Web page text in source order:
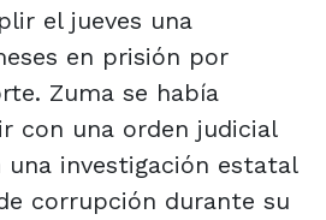
el jueves una
en prisión por
Zuma se había
con una orden judicial
una investigación estatal
corrupción durante su